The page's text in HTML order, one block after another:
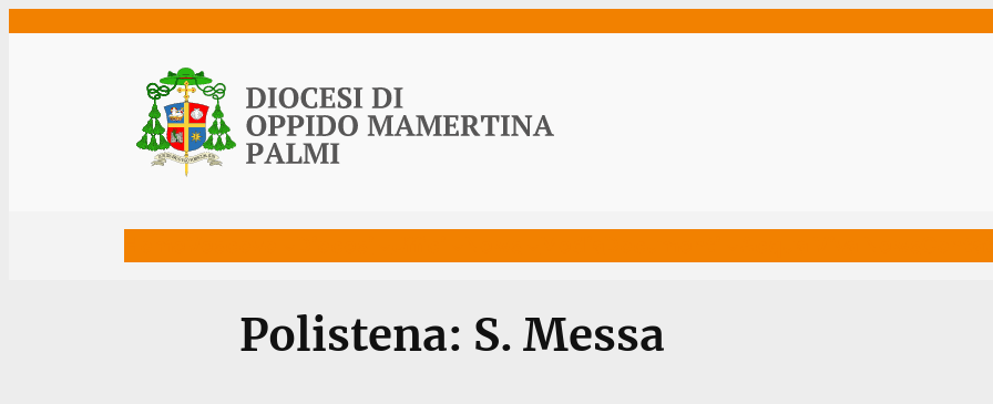
Polistena: S. Messa